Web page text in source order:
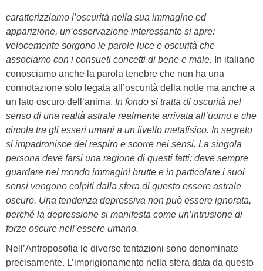
caratterizziamo l’oscurità nella sua immagine ed
apparizione, un’osservazione interessante si apre:
velocemente sorgono le parole luce e oscurità che
associamo con i consueti concetti di bene e male. In italiano
conosciamo anche la parola tenebre che non ha una
connotazione solo legata all’oscurità della notte ma anche a
un lato oscuro dell’anima. In fondo si tratta di oscurità nel
senso di una realtà astrale realmente arrivata all’uomo e che
circola tra gli esseri umani a un livello metafisico. In segreto
si impadronisce del respiro e scorre nei sensi. La singola
persona deve farsi una ragione di questi fatti: deve sempre
guardare nel mondo immagini brutte e in particolare i suoi
sensi vengono colpiti dalla sfera di questo essere astrale
oscuro. Una tendenza depressiva non può essere ignorata,
perché la depressione si manifesta come un’intrusione di
forze oscure nell’essere umano.
Nell’Antroposofia le diverse tentazioni sono denominate
precisamente. L’imprigionamento nella sfera data da questo